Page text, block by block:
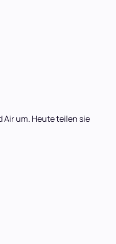
Air um. Heute teilen sie